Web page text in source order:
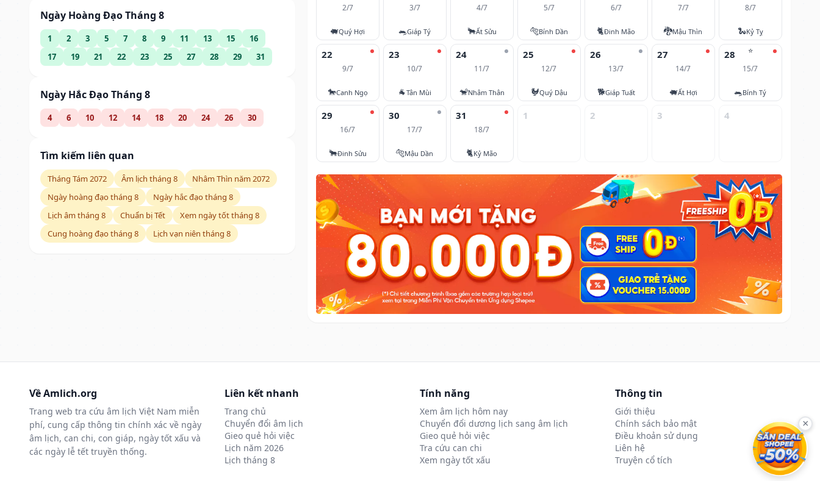
Ngày Hoàng Đạo Tháng 8
1 2 3 5 7 8 9 11 13 15
16
17
19 21 22 23 25 27 28 29 31
Ngày Hắc Đạo Tháng 8
4 6 10 12 14 18 20 24 26 30
Tìm kiếm liên quan
Tháng Tám 2072 Âm lịch tháng 8
Nhâm Thìn năm 2072
Ngày hoàng đạo tháng 8
Ngày hắc đạo tháng 8
Lịch âm tháng 8
Chuẩn bị Tết
Xem ngày tốt tháng 8
Cung hoàng đạo tháng 8
Lịch vạn niên tháng 8
2/7
🐖Quý Hợi
3/7
🐀Giáp Tý
4/7
🐂Ất Sửu
5/7
🐅Bính Dần
6/7
🐈Đinh Mão
7/7
🐉Mậu Thìn
8/7
🐍Kỷ Tỵ
22
9/7
🐎Canh Ngọ
23
10/7
🐐Tân Mùi
24
11/7
🐒Nhâm Thân
25
12/7
🐓Quý Dậu
26
13/7
🐕Giáp Tuất
27
14/7
🐖Ất Hợi
⭐
28
15/7
🐀Bính Tý
29
16/7
🐂Đinh Sửu
30
17/7
🐅Mậu Dần
31
18/7
🐈Kỷ Mão
1 2 3 4
Về Amlich.org
Trang web tra cứu âm lịch Việt Nam miễn
phí, cung cấp thông tin chính xác về ngày
âm lịch, can chi, con giáp, ngày tốt xấu và
các ngày lễ tết truyền thống.
Liên kết nhanh
Trang chủ
Chuyển đổi âm lịch
Gieo quẻ hỏi việc
Lịch năm 2026
Lịch tháng 8
Tính năng
Xem âm lịch hôm nay
Chuyển đổi dương lịch sang âm lịch
Gieo quẻ hỏi việc
Tra cứu can chi
Xem ngày tốt xấu
Thông tin
Giới thiệu
Chính sách bảo mật
Điều khoản sử dụng
Liên hệ
Truyện cổ tích
×